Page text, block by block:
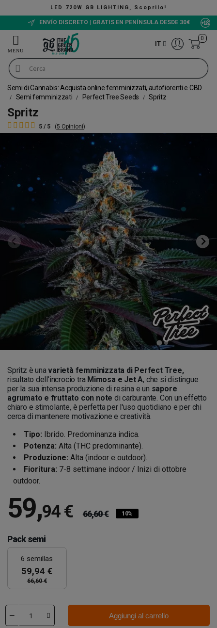
The Green
ENVÍO DISCRETO | GRATIS EN PENÍNSULA DESDE 30€
IT
0
Semi di Cannabis: Acquista online femminizzati, autofiorenti e CBD
Semi femminizzati
Perfect Tree Seeds Spritz
Spritz
5 / 5 (5 Opinioni)
Spritz è unavarietà femminizzata di Perfect Tree,
risultato dell'incrocio tra Mimosa e Jet A, che si distingue
per la sua intensa produzione di resina e un sapore
agrumato e fruttato con note di carburante. Con un effetto
chiaro e stimolante, è perfetta per l'uso quotidiano e per chi
cerca di mantenere motivazione e creatività.
Tipo: Ibrido. Predominanza indica.
Potenza: Alta (THC predominante).
Produzione: Alta (indoor e outdoor).
Fioritura: 7-8 settimane indoor / Inizi di ottobre
outdoor.
59,94 € 66,60 € 10%
Pack semi
6 semillas
59,94 €
66,60 €
Aggiungi al carrello